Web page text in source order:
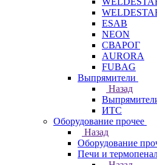
ESAB
NEON
СВАРОГ
AURORA
FUBAG
Выпрямители
Назад
ИТС
Оборудование прочее
Назад
Оборудование
Печи и